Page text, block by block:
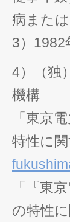
病また
3）1982
4）（独
機構
「東京
特性に
「『東
の特性